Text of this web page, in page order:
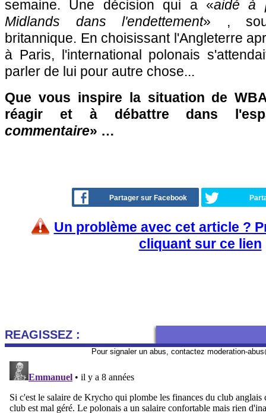
semaine. Une décision qui a «aidé à
Midlands dans l'endettement» ,
britannique. En choisissant l'Angleterre
à Paris, l'international polonais
parler de lui pour autre chose...
Que vous inspire la situation de
réagir et à débattre dans
commentaire» …
Partager sur Facebook
Un problème avec cet article ?
cliquant sur ce lien
REAGISSEZ :
Pour signaler un abus, contactez moderation-